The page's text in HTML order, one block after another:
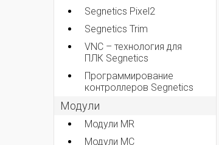
Segnetics Pixel2
Segnetics Trim
VNC – технология для
ПЛК Segnetics
Программирование
контроллеров Segnetics
Модули
Модули MR
Модули MC